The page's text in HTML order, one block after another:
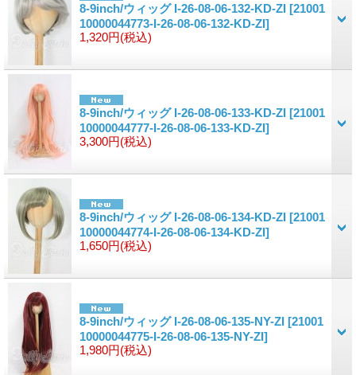
8-9inch/ウィッグ I-26-08-06-132-KD-ZI [21001
10000044773-I-26-08-06-132-KD-ZI]
1,320円(税込)
8-9inch/ウィッグ I-26-08-06-133-KD-ZI [21001
10000044777-I-26-08-06-133-KD-ZI]
3,300円(税込)
8-9inch/ウィッグ I-26-08-06-134-KD-ZI [21001
10000044774-I-26-08-06-134-KD-ZI]
1,650円(税込)
8-9inch/ウィッグ I-26-08-06-135-NY-ZI [21001
10000044775-I-26-08-06-135-NY-ZI]
1,980円(税込)